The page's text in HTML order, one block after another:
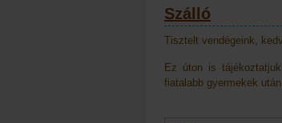
Szálló
Tisztelt vendégeink,
Ez úton is
fiatalabb gyermekek